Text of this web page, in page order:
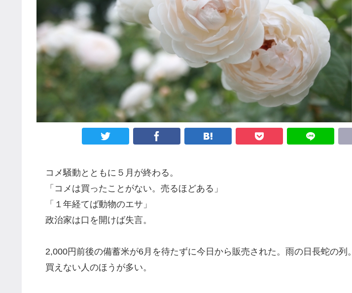
コメ騒動とともに５月が終わる。
「コメは買ったことがない。売るほどある」
「１年経てば動物のエサ」
政治家は口を開けば失言。
2,000円前後の備蓄米が6月を待たずに今日から販売された。雨の日長蛇の列。
買えない人のほうが多い。